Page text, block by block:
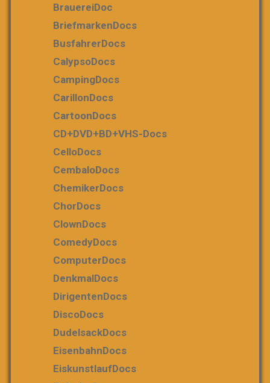
BrauereiDoc
BriefmarkenDocs
BusfahrerDocs
CalypsoDocs
CampingDocs
CarillonDocs
CartoonDocs
CD+DVD+BD+VHS-Docs
CelloDocs
CembaloDocs
ChemikerDocs
ChorDocs
ClownDocs
ComedyDocs
ComputerDocs
DenkmalDocs
DirigentenDocs
DiscoDocs
DudelsackDocs
EisenbahnDocs
EiskunstlaufDocs